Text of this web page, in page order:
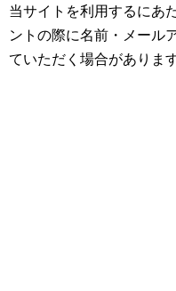
当サイトを利用するにあ
ントの際に名前・メール
ていただく場合があります